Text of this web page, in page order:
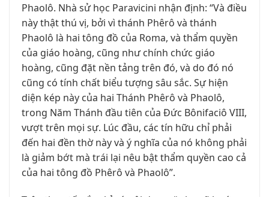
Phaolô. Nhà sử học Paravicini nhận định: “Và điều
này thật thú vị, bởi vì thánh Phêrô và thánh
Phaolô là hai tông đồ của Roma, và thẩm quyền
của giáo hoàng, cũng như chính chức giáo
hoàng, cũng đặt nền tảng trên đó, và do đó nó
cũng có tính chất biểu tượng sâu sắc. Sự hiện
diện kép này của hai Thánh Phêrô và Phaolô,
trong Năm Thánh đầu tiên của Đức Bônifaciô VIII,
vượt trên mọi sự. Lúc đầu, các tín hữu chỉ phải
đến hai đền thờ này và ý nghĩa của nó không phải
là giảm bớt mà trái lại nêu bật thẩm quyền cao cả
của hai tông đồ Phêrô và Phaolô”.